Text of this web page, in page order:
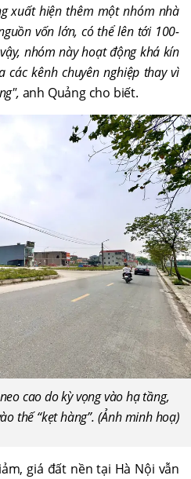
xuất hiện thêm một nhóm nhà
vốn lớn, có thể lên tới 100-
nhóm này hoạt động khá kín
các kênh chuyên nghiệp thay vì
anh Quảng cho biết.
cao do kỳ vọng vào hạ tầng,
thế “kẹt hàng”. (Ảnh minh hoạ)
giá đất nền tại Hà Nội vẫn